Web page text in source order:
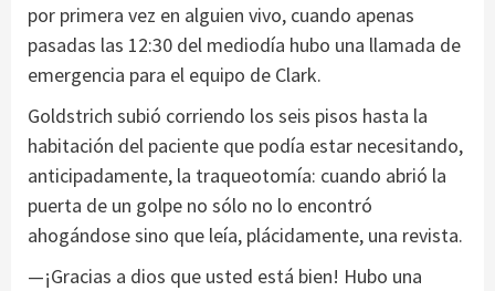
por primera vez en alguien vivo, cuando apenas
pasadas las 12:30 del mediodía hubo una llamada de
emergencia para el equipo de Clark.
Goldstrich subió corriendo los seis pisos hasta la
habitación del paciente que podía estar necesitando,
anticipadamente, la traqueotomía: cuando abrió la
puerta de un golpe no sólo no lo encontró
ahogándose sino que leía, plácidamente, una revista.
—¡Gracias a dios que usted está bien! Hubo una